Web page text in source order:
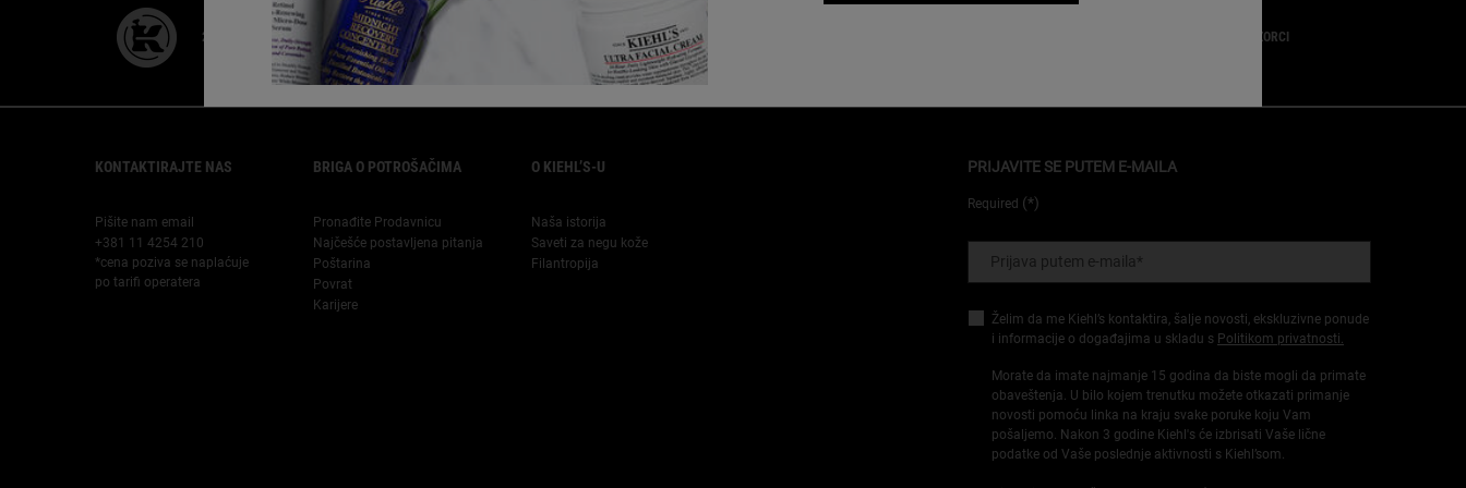
28 DANA GARANCIJE UZORCI
KONTAKTIRAJTE NAS
Pišite nam email
+381 11 4254 210
*cena poziva se naplaćuje
po tarifi operatera
BRIGA O POTROŠAČIMA
Pronađite Prodavnicu
Najčešće postavljena pitanja
Poštarina
Povrat
Karijere
O KIEHL’S-U
Naša istorija
Saveti za negu kože
Filantropija
PRIJAVITE SE PUTEM E-MAILA
Required (*)
Prijava putem e-maila *
Želim da me Kiehl’s kontaktira, šalje novosti, ekskluzivne ponude
i informacije o događajima u skladu s Politikom privatnosti.
Morate da imate najmanje 15 godina da biste mogli da primate
obaveštenja. U bilo kojem trenutku možete otkazati primanje
novosti pomoću linka na kraju svake poruke koju Vam
pošaljemo. Nakon 3 godine Kiehl's će izbrisati Vaše lične
podatke od Vaše poslednje aktivnosti s Kiehl’som.